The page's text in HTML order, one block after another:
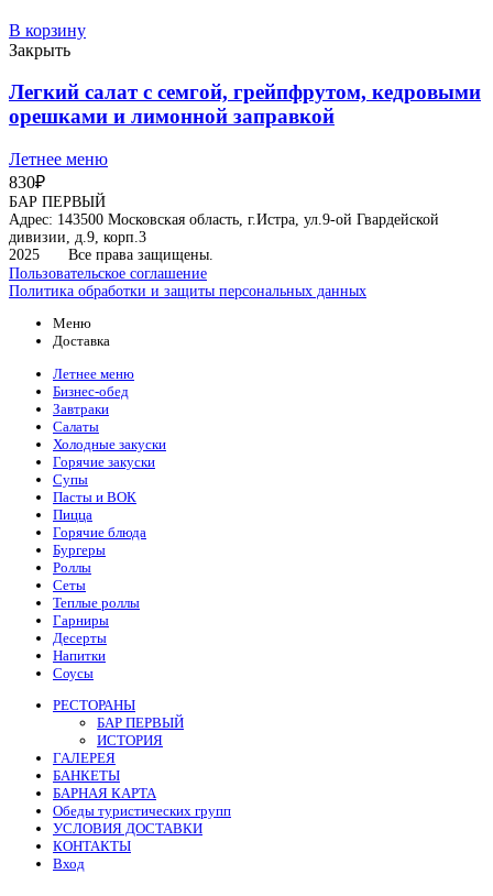
В корзину
Закрыть
Легкий салат с семгой, грейпфрутом, кедровыми
орешками и лимонной заправкой
Летнее меню
830₽
БАР ПЕРВЫЙ
Адрес: 143500 Московская область, г.Истра, ул.9-ой Гвардейской
дивизии, д.9, корп.3
2025
Все права защищены.
Пользовательское соглашение
Политика обработки и защиты персональных данных
Меню
Доставка
Летнее меню
Бизнес-обед
Завтраки
Салаты
Холодные закуски
Горячие закуски
Супы
Пасты и ВОК
Пицца
Горячие блюда
Бургеры
Роллы
Сеты
Теплые роллы
Гарниры
Десерты
Напитки
Соусы
РЕСТОРАНЫ
БАР ПЕРВЫЙ
ИСТОРИЯ
ГАЛЕРЕЯ
БАНКЕТЫ
БАРНАЯ КАРТА
Обеды туристических групп
УСЛОВИЯ ДОСТАВКИ
КОНТАКТЫ
Вход